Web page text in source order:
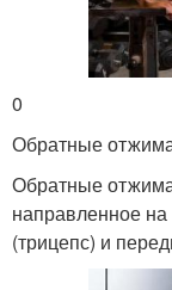
0
Обратные
Обратные
направленное
(трицепс) и